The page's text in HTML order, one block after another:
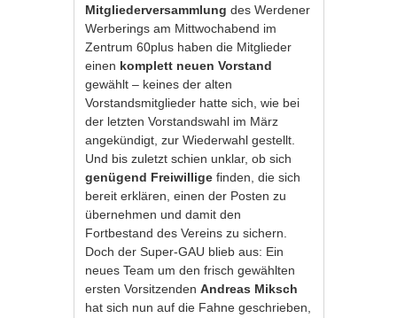
Mitgliederversammlungdes Werdener
Werberings am Mittwochabend im
Zentrum 60plus haben die Mitglieder
einen komplett neuen Vorstand
gewählt – keines der alten
Vorstandsmitglieder hatte sich, wie bei
der letzten Vorstandswahl im März
angekündigt, zur Wiederwahl gestellt.
Und bis zuletzt schien unklar, ob sich
genügend Freiwilligefinden, die sich
bereit erklären, einen der Posten zu
übernehmen und damit den
Fortbestand des Vereins zu sichern.
Doch der Super-GAU blieb aus: Ein
neues Team um den frisch gewählten
ersten VorsitzendenAndreas Miksch
hat sich nun auf die Fahne geschrieben,